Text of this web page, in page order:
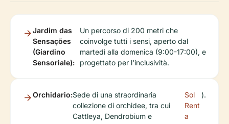
Jardim das
Sensações
(Giardino
Sensoriale):
Un percorso di 200 metri che
coinvolge tutti i sensi, aperto dal
martedì alla domenica (9:00-17:00), e
progettato per l'inclusività.
Orchidario:Sede di una straordinaria
collezione di orchidee, tra cui
Cattleya, Dendrobium e
Sol
Rent
a
).